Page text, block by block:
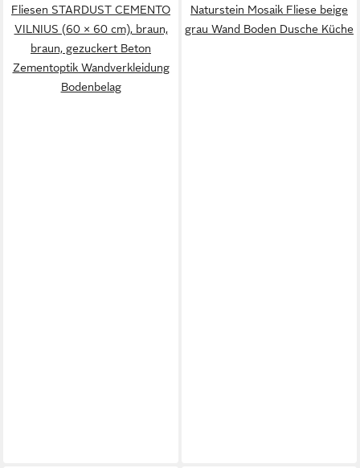
Fliesen STARDUST CEMENTO
VILNIUS (60 × 60 cm), braun,
braun, gezuckert Beton
Zementoptik Wandverkleidung
Bodenbelag
Naturstein Mosaik Fliese beige
grau Wand Boden Dusche Küche